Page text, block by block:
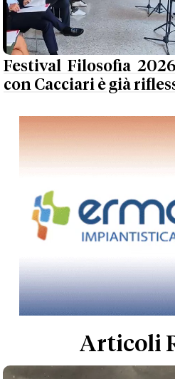
Festival Filosofia
con Cacciari è già
Articoli